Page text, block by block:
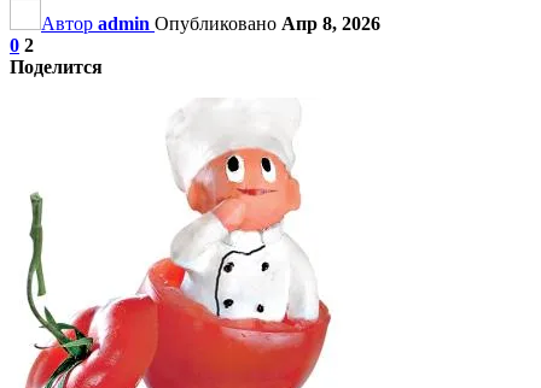
Автор admin Опубликовано Апр 8, 2026
0 2
Поделится